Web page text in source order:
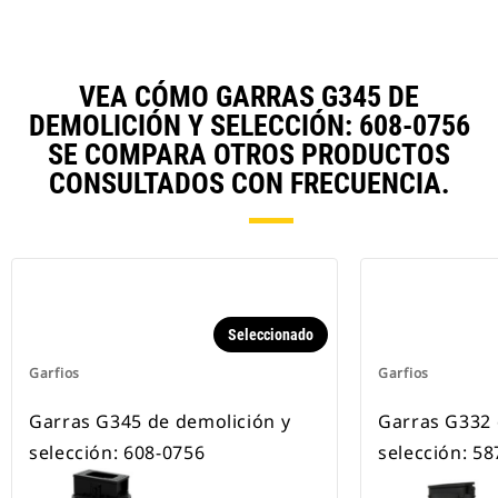
VEA CÓMO GARRAS G345 DE
DEMOLICIÓN Y SELECCIÓN: 608-0756
SE COMPARA OTROS PRODUCTOS
CONSULTADOS CON FRECUENCIA.
Garfios
Seleccionado
Garras G345 de demolición y
selección: 608-0756
Garfios
Garras
selección: